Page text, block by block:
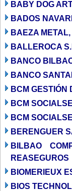
BABY DOG
BADOS
BAEZA
BALLEROCA
BANCO
BANCO
BCM GESTIÓN
BCM
BCM
BERENGUER
BILBAO
REASEGUROS
BIOMERIEUX
BIOS